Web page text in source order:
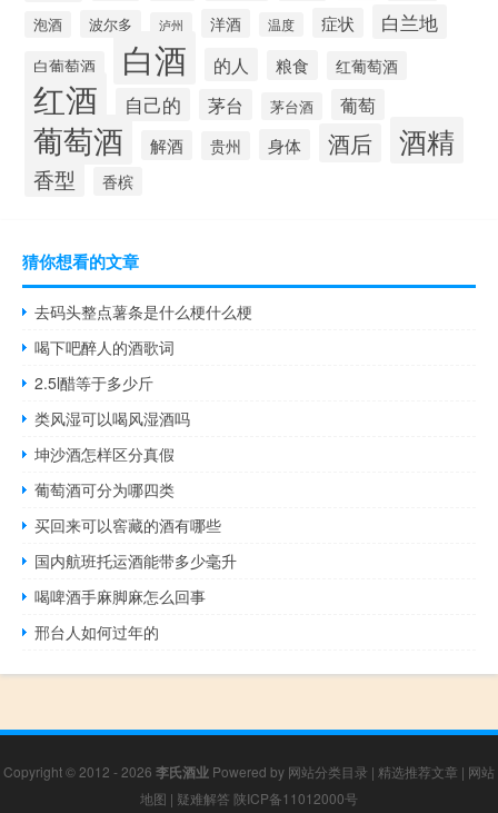
泡酒 波尔多 泸州 洋酒 温度 症状 白兰地
白葡萄酒 白酒 的人 粮食 红葡萄酒
红酒 自己的 茅台 茅台酒 葡萄
葡萄酒 解酒 贵州 身体 酒后 酒精
香型 香槟
猜你想看的文章
去码头整点薯条是什么梗什么梗
喝下吧醉人的酒歌词
2.5l醋等于多少斤
类风湿可以喝风湿酒吗
坤沙酒怎样区分真假
葡萄酒可分为哪四类
买回来可以窖藏的酒有哪些
国内航班托运酒能带多少毫升
喝啤酒手麻脚麻怎么回事
邢台人如何过年的
Copyright © 2012 - 2026 李氏酒业 Powered by 网站分类目录 | 精选推荐文章 | 网站
地图 | 疑难解答 陕ICP备11012000号